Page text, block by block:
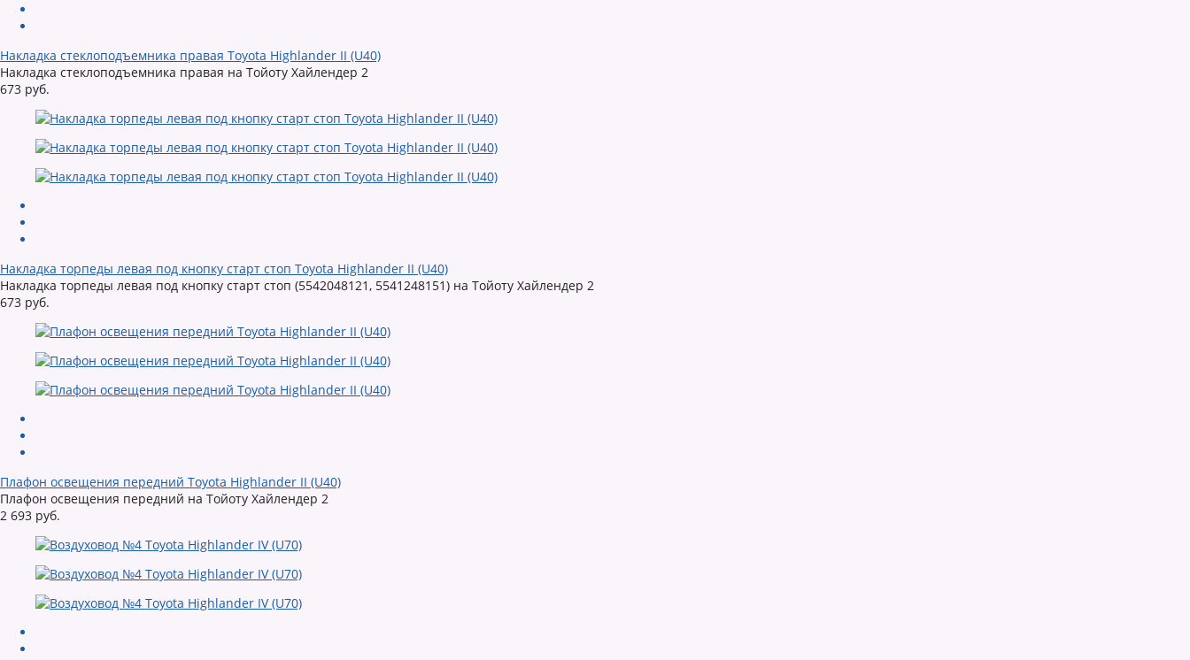
Накладка стеклоподъемника правая Toyota Highlander II (U40)
Накладка стеклоподъемника правая на Тойоту Хайлендер 2
673 руб.
Накладка торпеды левая под кнопку старт стоп Toyota Highlander II (U40)
Накладка торпеды левая под кнопку старт стоп (5542048121, 5541248151) на Тойоту Хайлендер 2
673 руб.
Плафон освещения передний Toyota Highlander II (U40)
Плафон освещения передний на Тойоту Хайлендер 2
2 693 руб.